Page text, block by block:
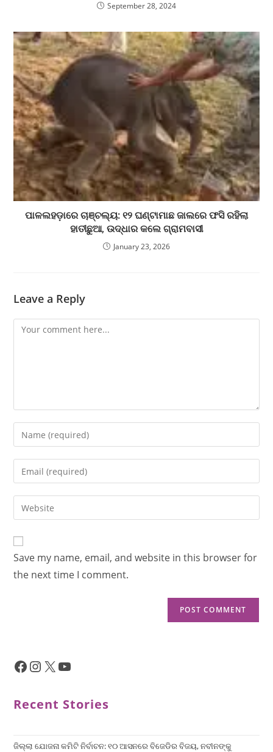
September 28, 2024
ପାଳଲହଡ଼ାରେ ଚାଞ୍ଚଲ୍ୟ: ୧୨ ଘଣ୍ଟାମାଛ ଜାଲରେ ଫସି ରହିଲା
ହାତୀଛୁଆ, ଉଦ୍ଧାର କଲେ ଗ୍ରାମବାସୀ
January 23, 2026
Leave a Reply
Save my name, email, and website in this browser for
the next time I comment.
Recent Stories
ଜିଲ୍ଲା ଯୋଜନା କମିଟି ନିର୍ବାଚନ: ୧୦ ଆସନରେ ବିଜେଡିର ବିଜୟ, ନବୀନଙ୍କୁ